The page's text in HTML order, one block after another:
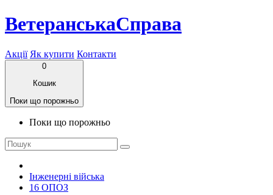
ВетеранськаСправа
Акції Як купити Контакти
0
Кошик
Поки що порожньо
Поки що порожньо
Інженерні війська
16 ОПОЗ